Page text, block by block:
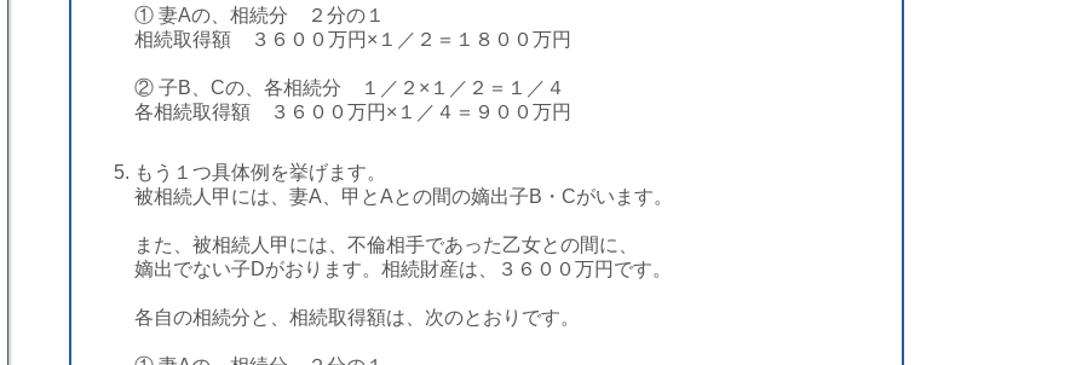
① 妻Aの、相続分 ２分の１
相続取得額 ３６００万円×１／２＝１８００万円
② 子B、Cの、各相続分 １／２×１／２＝１／４
​各相続取得額 ３６００万円×１／４＝９００万円
もう１つ具体例を挙げます。
被相続人甲には、妻A、甲とAとの間の嫡出子B・Cがいます。
また、被相続人甲には、不倫相手であった乙女との間に、
嫡出でない子Dがおります。相続財産は、３６００万円です。
各自の相続分と、相続取得額は、次のとおりです。